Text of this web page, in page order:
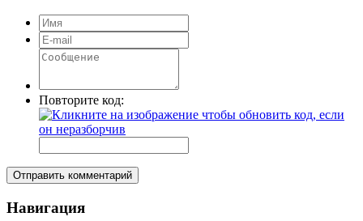
Повторите код:
Отправить комментарий
Навигация